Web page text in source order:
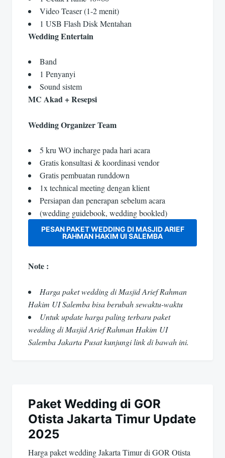
Video Teaser (1-2 menit)
1 USB Flash Disk Mentahan
Wedding Entertain
Band
1 Penyanyi
Sound sistem
MC Akad + Resepsi
Wedding Organizer Team
5 kru WO incharge pada hari acara
Gratis konsultasi & koordinasi vendor
Gratis pembuatan runddown
1x technical meeting dengan klient
Persiapan dan penerapan sebelum acara
(wedding guidebook, wedding bookled)
PESAN PAKET WEDDING DI MASJID ARIEF
RAHMAN HAKIM UI SALEMBA
Note :
Harga paket wedding di Masjid Arief Rahman
Hakim UI Salemba bisa berubah sewaktu-waktu
Untuk update harga paling terbaru paket
wedding di Masjid Arief Rahman Hakim UI
Salemba Jakarta Pusat kunjungi link di bawah ini.
Paket Wedding di GOR
Otista Jakarta Timur Update
2025
Harga paket wedding Jakarta Timur di GOR Otista